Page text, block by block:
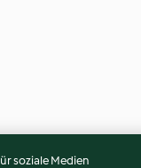
soziale Medien